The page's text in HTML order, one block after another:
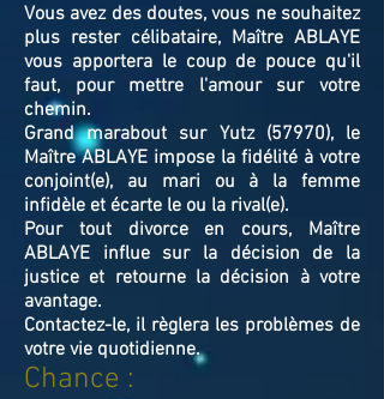
Vous avez des doutes, vous ne souhaitez
plus rester célibataire, Maître ABLAYE
vous apportera le coup de pouce qu'il
faut, pour mettre l'amour sur votre
chemin.
Grand marabout sur Yutz (57970), le
Maître ABLAYE impose la fidélité à votre
conjoint(e), au mari ou à la femme
infidèle et écarte le ou la rival(e).
Pour tout divorce en cours, Maître
ABLAYE influe sur la décision de la
justice et retourne la décision à votre
avantage.
Contactez-le, il règlera les problèmes de
votre vie quotidienne.
Chance :